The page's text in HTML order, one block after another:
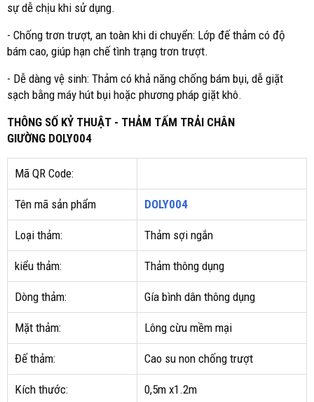
sự dễ chịu khi sử dụng.
- Chống trơn trượt, an toàn khi di chuyển: Lớp đế thảm có độ
bám cao, giúp hạn chế tình trạng trơn trượt.
- Dễ dàng vệ sinh: Thảm có khả năng chống bám bụi, dễ giặt
sạch bằng máy hút bụi hoặc phương pháp giặt khô.
THÔNG SỐ KỶ THUẬT - THẢM TẤM TRẢI CHÂN
GIƯỜNG DOLY004
Mã QR Code:
Tên mã sản phẩm DOLY004
Loại thảm: Thảm sợi ngắn
kiểu thảm: Thảm thông dụng
Dòng thảm: Gía bình dân thông dụng
Mặt thảm: Lông cừu mềm mại
Đế thảm: Cao su non chống trượt
Kích thước: 0,5m x1.2m